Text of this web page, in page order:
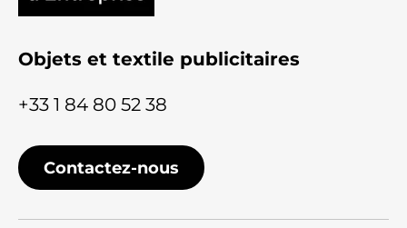
Objets et textile publicitaires
+33 1 84 80 52 38
Contactez-nous